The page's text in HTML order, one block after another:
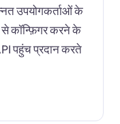
उपयोगकर्ताओं के
कॉन्फ़िगर करने के
पहुंच प्रदान करते